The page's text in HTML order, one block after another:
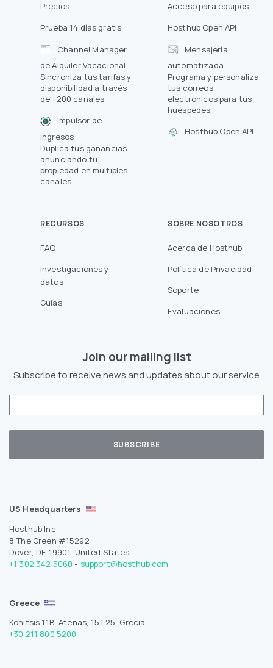
Precios
Prueba 14 días gratis
Channel Manager
de Alquiler Vacacional
Sincroniza tus tarifas y
disponibilidad a través
de +200 canales
Impulsor de
ingresos
Duplica tus ganancias
anunciando tu
propiedad en múltiples
canales
Acceso para equipos
Hosthub Open API
Mensajería
automatizada
Programa y personaliza
tus correos
electrónicos para tus
huéspedes
Hosthub Open API
RECURSOS
FAQ
Investigaciones y
datos
Guías
SOBRE NOSOTROS
Acerca de Hosthub
Política de Privacidad
Soporte
Evaluaciones
Join our mailing list
Subscribe to receive news and updates about our service
US Headquarters
Hosthub Inc
8 The Green #15292
Dover, DE 19901, United States
+1 302 342 5060 - support@hosthub.com
Greece
Konitsis 11B, Atenas, 151 25, Grecia
+30 211 800 5200